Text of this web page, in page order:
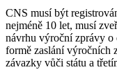
CNS musí být
nejméně 10 let, musí
návrhu výroční zprávy o
formě zaslání výročních
závazky vůči státu a